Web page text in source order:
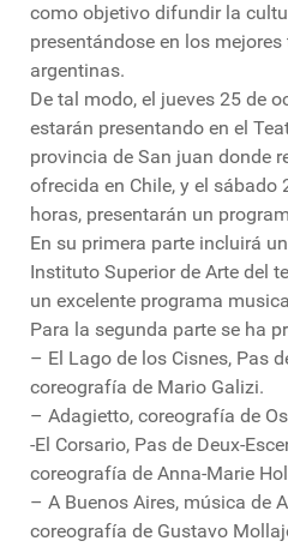
como objetivo difundir la
presentándose en los
argentinas.
De tal modo, el jueves 25 de
estarán presentando en el
provincia de San juan donde
ofrecida en Chile, y el sábado
horas, presentarán un
En su primera parte incluirá
Instituto Superior de Arte del
un excelente programa
Para la segunda parte se ha
– El Lago de los Cisnes, Pas
coreografía de Mario Galizi.
– Adagietto, coreografía de
-El Corsario, Pas de Deux-
coreografía de Anna-Marie
– A Buenos Aires, música de
coreografía de Gustavo